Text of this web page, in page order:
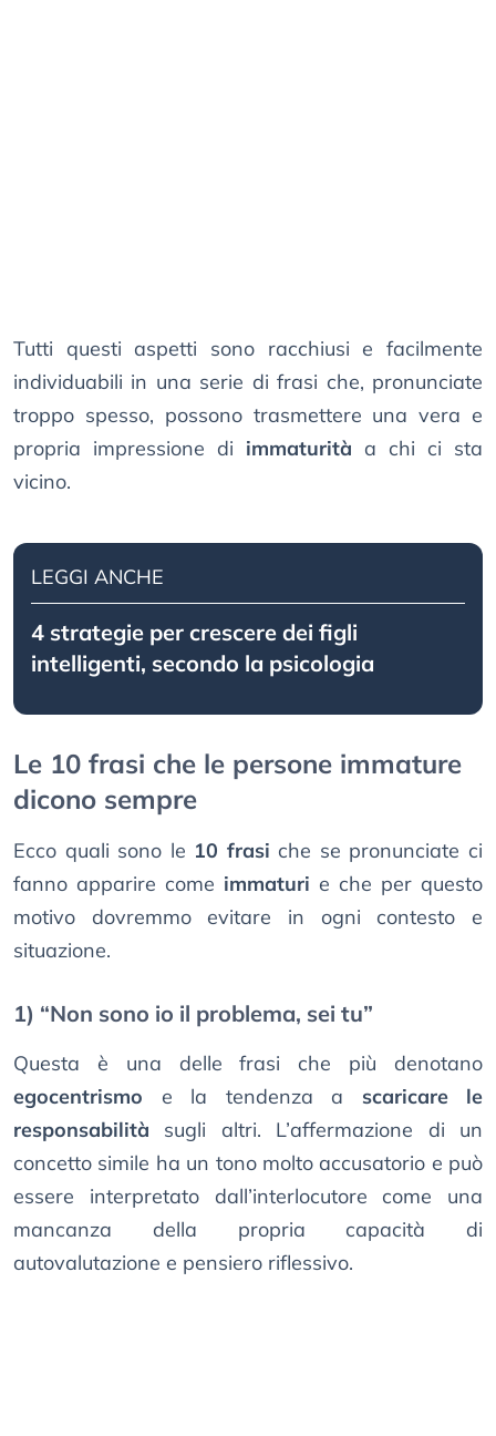
Tutti questi aspetti sono racchiusi e facilmente
individuabili in una serie di frasi che, pronunciate
troppo spesso, possono trasmettere una vera e
propria impressione di immaturità a chi ci sta
vicino.
LEGGI ANCHE
4 strategie per crescere dei figli
intelligenti, secondo la psicologia
Le 10 frasi che le persone immature
dicono sempre
Ecco quali sono le 10 frasi che se pronunciate ci
fanno apparire come immaturi e che per questo
motivo dovremmo evitare in ogni contesto e
situazione.
1) “Non sono io il problema, sei tu”
Questa è una delle frasi che più denotano
egocentrismo e la tendenza a scaricare le
responsabilità sugli altri. L’affermazione di un
concetto simile ha un tono molto accusatorio e può
essere interpretato dall’interlocutore come una
mancanza della propria capacità di
autovalutazione e pensiero riflessivo.